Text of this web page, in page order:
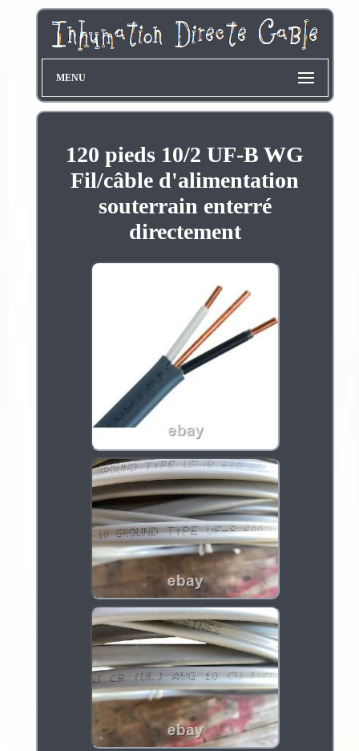
MENU
120 pieds 10/2 UF-B WG
Fil/câble d'alimentation
souterrain enterré
directement